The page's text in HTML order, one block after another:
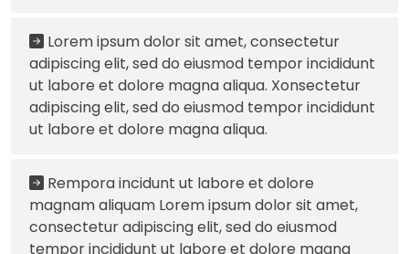
Lorem ipsum dolor sit amet, consectetur
adipiscing elit, sed do eiusmod tempor incididunt
ut labore et dolore magna aliqua. Xonsectetur
adipiscing elit, sed do eiusmod tempor incididunt
ut labore et dolore magna aliqua.
Rempora incidunt ut labore et dolore
magnam aliquam Lorem ipsum dolor sit amet,
consectetur adipiscing elit, sed do eiusmod
tempor incididunt ut labore et dolore magna